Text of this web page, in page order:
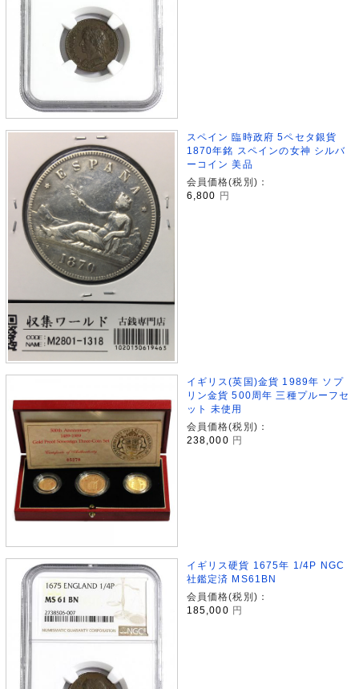
スペイン 臨時政府 5ペセタ銀貨
1870年銘 スペインの女神 シルバ
ーコイン 美品
会員価格(税別)：
6,800 円
イギリス(英国)金貨 1989年 ソプ
リン金貨 500周年 三種プルーフセ
ット 未使用
会員価格(税別)：
238,000 円
イギリス硬貨 1675年 1/4P NGC
社鑑定済 MS61BN
会員価格(税別)：
185,000 円